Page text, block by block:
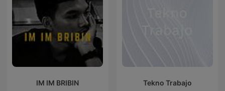
IM IM BRIBIN Tekno Trabajo